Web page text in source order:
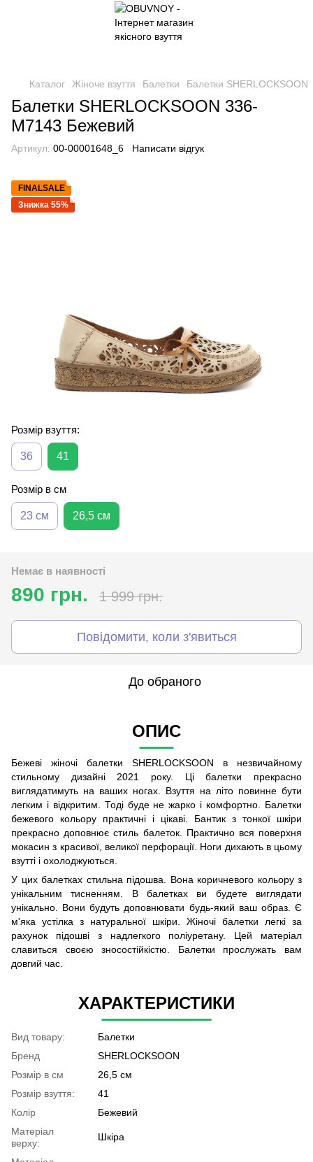
Каталог Жіноче взуття Балетки Балетки SHERLOCKSOON
Балетки SHERLOCKSOON 336-
M7143 Бежевий
Артикул: 00-00001648_6 Написати відгук
FINALSALE
Знижка 55%
Розмір взуття:
36 41
Розмір в см
23 см 26,5 см
Немає в наявності
890 грн. 1 999 грн.
Повідомити, коли з'явиться
До обраного
ОПИС
Бежеві жіночі балетки SHERLOCKSOON в незвичайному
стильному дизайні 2021 року. Ці балетки прекрасно
виглядатимуть на ваших ногах. Взуття на літо повинне бути
легким і відкритим. Тоді буде не жарко і комфортно. Балетки
бежевого кольору практичні і цікаві. Бантик з тонкої шкіри
прекрасно доповнює стиль балеток. Практично вся поверхня
мокасин з красивої, великої перфорації. Ноги дихають в цьому
взутті і охолоджуються.
У цих балетках стильна підошва. Вона коричневого кольору з
унікальним тисненням. В балетках ви будете виглядати
унікально. Вони будуть доповнювати будь-який ваш образ. Є
м'яка устілка з натуральної шкіри. Жіночі балетки легкі за
рахунок підошві з надлегкого поліуретану. Цей матеріал
славиться своєю зносостійкістю. Балетки прослужать вам
довгий час.
ХАРАКТЕРИСТИКИ
Вид товару:
Балетки
Бренд
SHERLOCKSOON
Розмір в см
26,5 см
Розмір взуття:
41
Колір
Бежевий
Матеріал
верху:
Шкіра